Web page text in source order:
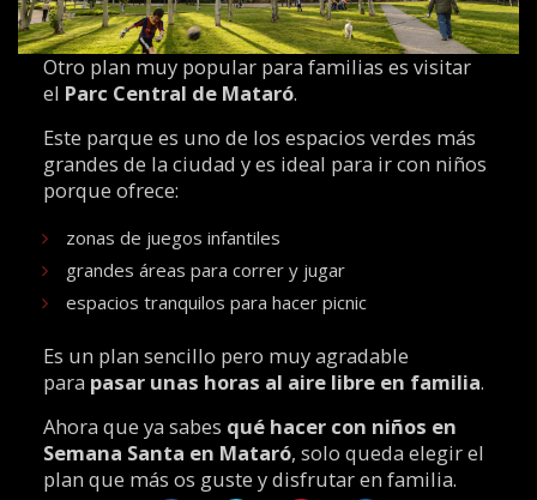
Otro plan muy popular para familias es visitar
el Parc Central de Mataró.
Este parque es uno de los espacios verdes más
grandes de la ciudad y es ideal para ir con niños
porque ofrece:
zonas de juegos infantiles
grandes áreas para correr y jugar
espacios tranquilos para hacer picnic
Es un plan sencillo pero muy agradable
para pasar unas horas al aire libre en familia.
Ahora que ya sabes qué hacer con niños en
Semana Santa en Mataró, solo queda elegir el
plan que más os guste y disfrutar en familia.